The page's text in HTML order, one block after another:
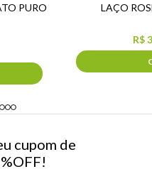
PURO
LAÇO
R$
cupom de